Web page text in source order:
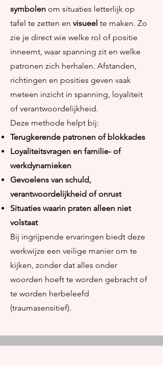
symbolen om situaties letterlijk op
tafel te zetten en visueel te maken. Zo
zie je direct wie welke rol of positie
inneemt, waar spanning zit en welke
patronen zich herhalen. Afstanden,
richtingen en posities geven vaak
meteen inzicht in spanning, loyaliteit
of verantwoordelijkheid.
Deze methode helpt bij:
Terugkerende patronen of blokkades
Loyaliteitsvragen en familie- of
werkdynamieken
Gevoelens van schuld,
verantwoordelijkheid of onrust
Situaties waarin praten alleen niet
volstaat
Bij ingrijpende ervaringen biedt deze
werkwijze een veilige manier om te
kijken, zonder dat alles onder
woorden hoeft te worden gebracht of
te worden herbeleefd
(traumasensitief).